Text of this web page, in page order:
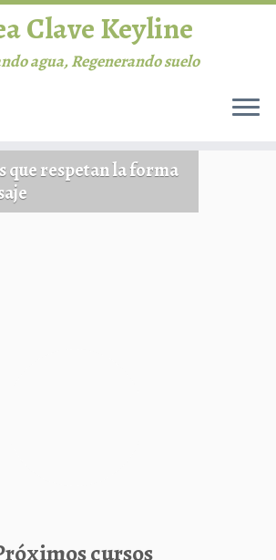
Clave Keyline
agua, Regenerando suelo
que respetan la forma
cursos